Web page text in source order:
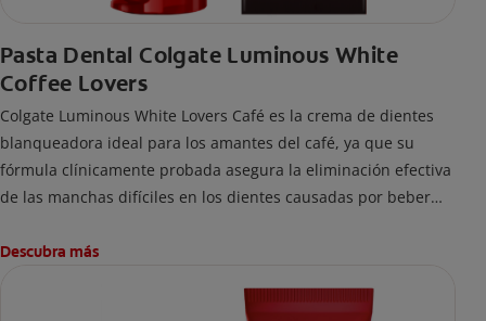
Pasta Dental Colgate Luminous White
Coffee Lovers
Colgate Luminous White Lovers Café es la crema de dientes
blanqueadora ideal para los amantes del café, ya que su
fórmula clínicamente probada asegura la eliminación efectiva
de las manchas difíciles en los dientes causadas por beber
Descubra más